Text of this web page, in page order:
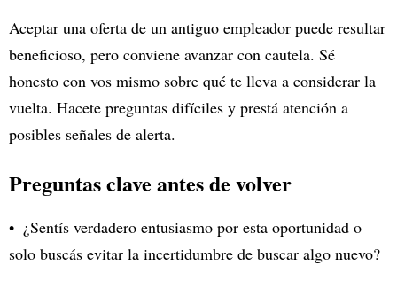
Aceptar una oferta de un antiguo empleador puede resultar
beneficioso, pero conviene avanzar con cautela. Sé
honesto con vos mismo sobre qué te lleva a considerar la
vuelta. Hacete preguntas difíciles y prestá atención a
posibles señales de alerta.
Preguntas clave antes de volver
¿Sentís verdadero entusiasmo por esta oportunidad o
solo buscás evitar la incertidumbre de buscar algo nuevo?